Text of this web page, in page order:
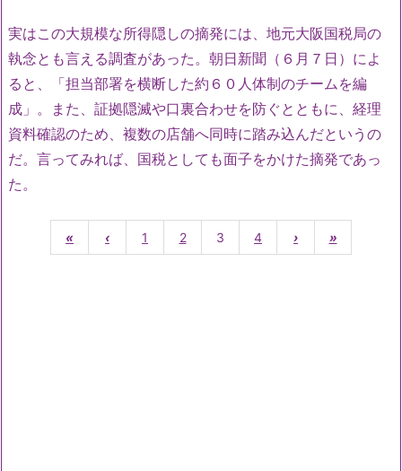
実はこの大規模な所得隠しの摘発には、地元大阪国税局の
執念とも言える調査があった。朝日新聞（６月７日）によ
ると、「担当部署を横断した約６０人体制のチームを編
成」。また、証拠隠滅や口裏合わせを防ぐとともに、経理
資料確認のため、複数の店舗へ同時に踏み込んだというの
だ。言ってみれば、国税としても面子をかけた摘発であっ
た。
« ‹ 1 2 3 4 › »